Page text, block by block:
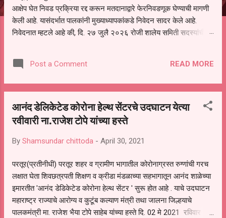
आक्षेप घेत निवड प्रक्रिया रद्द करून मतदानाद्वारे फेरनिवडणूक घेण्याची मागणी
केली आहे. यासंदर्भात पालकांनी मुख्याध्यापकांकडे निवेदन सादर केले आहे.
निवेदनात म्हटले आहे की, दि. २७ जुलै २०२६ रोजी शालेय समिती सदस्यांची
अनेक पालकांना देण्यात आली नसल्याने मोठ्या संख्येने पालक बैठकीस उपस्थित
राहू शकले नाहीत. तसेच सर्व पालकांना विश्वासात न घेता निवड प्रक्रिया पूर्ण
करून ती रद्द करण्यात यावी आणि सर्व पालकांच्या उपस्थितीत मतदान पद्धतीने
शालेय समितीची फेरनिवडणूक घेण्यात यावी, अशी मागणी पालकांनी केली आहे. या
निवेदनाच्या प्रती जिल्हा शिक्षण अधिकारी (प्राथमिक), जालना तसेच तालुका
निर्णय घेते, याकडे पालकांचे लक्ष लागले आहे. या न...
Post a Comment READ MORE
आनंद डेलिकेटेड कोरोना हेल्थ सेंटरचे उदघाटन येत्या
रवीवारी ना.राजेश टोपे यांच्या हस्ते
By Shamsundar chittoda - April 30, 2021
परतूर(प्रतीनीधी) परतूर शहर व ग्रामीण भागातील कोरोनाग्रस्त रुग्णांची गरच
लक्षात घेता शिवछत्रपती शिक्षण व क्रीडा मंडळाच्या सहभागातून आनंद शाळेच्या
इमारतीत 'आनंद डेडिकेटेड कोरोना हेल्थ सेंटर ' सुरू होत आहे . याचे उदघाटन
महाराष्ट्र राज्याचे आरोग्य व कुटूंब कल्याण मंत्री तथा जालना जिल्हयाचे
पालकमंत्री मा. राजेश भैया टोपे साहेब यांच्या हस्ते दि. 02 मे 2021 रविवार